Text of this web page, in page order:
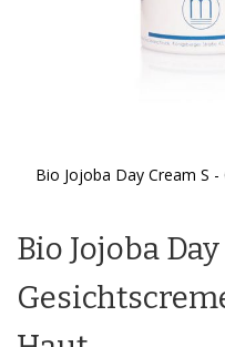
Bio Jojoba Day Cream S
der
Bildgalerie
Bio Jojoba